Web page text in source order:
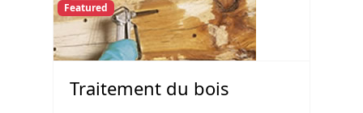
Featured
Traitement du bois